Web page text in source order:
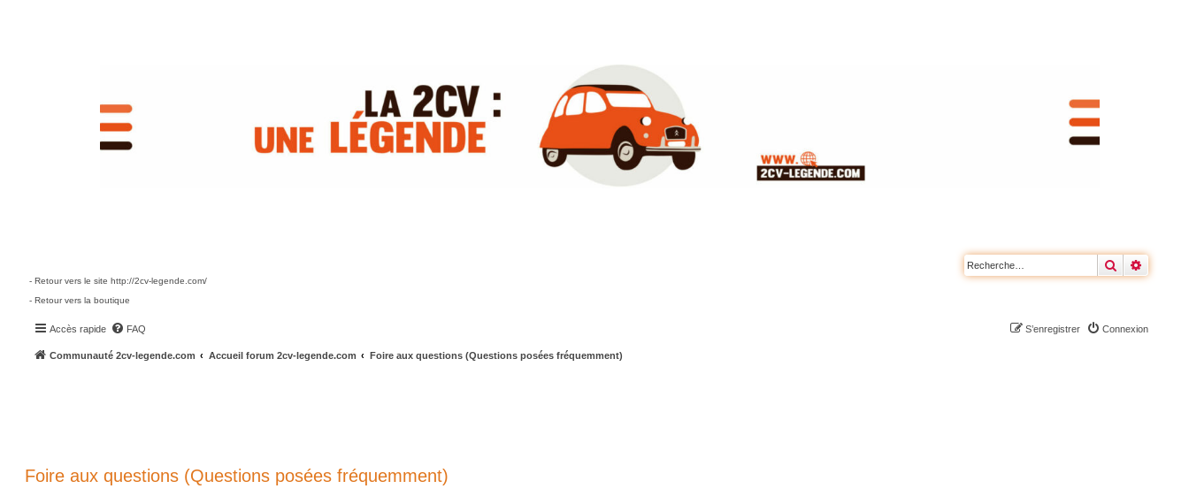
Rechercher
- Retour vers le site http://2cv-legende.com/
- Retour vers la boutique
Accès rapide FAQ Connexion
S’enregistrer
Communauté 2cv-legende.com Accueil forum 2cv-legende.com Foire aux questions (Questions posées fréquemment)
Foire aux questions (Questions posées fréquemment)